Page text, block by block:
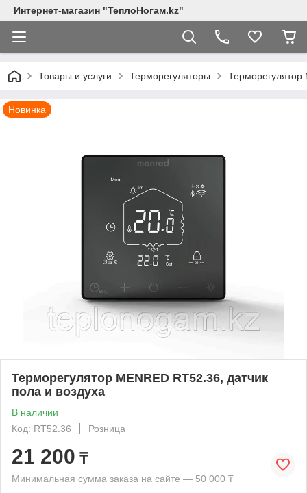
Интернет-магазин "ТеплоНогам.kz"
Товары и услуги Терморегуляторы Терморегулятор
Новинка
Терморегулятор MENRED RТ52.36, датчик
пола и воздуха
В наличии
Код: RТ52.36
Розница
21 200 ₸
Минимальная сумма заказа на сайте — 50 000 ₸